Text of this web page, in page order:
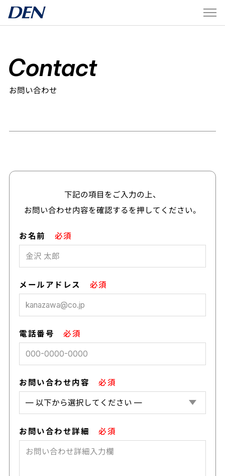
Contact
お問い合わせ
下記の項目をご入力の上、
お問い合わせ内容を確認するを押してください。
お名前 必須
メールアドレス 必須
電話番号 必須
お問い合わせ内容 必須
お問い合わせ詳細 必須